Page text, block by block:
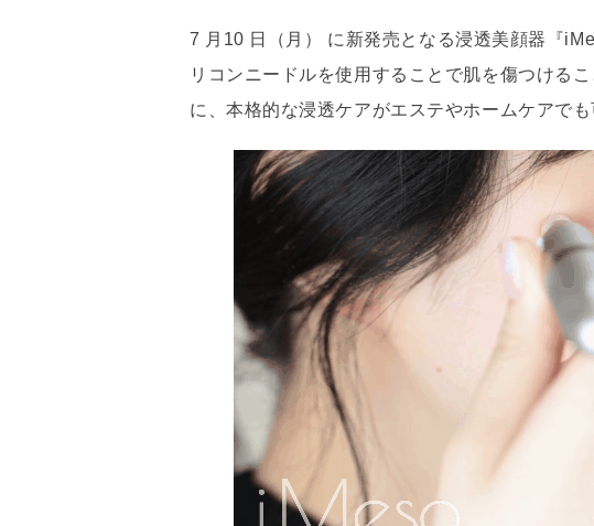
7 月10 日（月） に新発売となる浸透美顔器『
リコンニードルを使用することで肌を傷つける
に、本格的な浸透ケアがエステやホームケアでも